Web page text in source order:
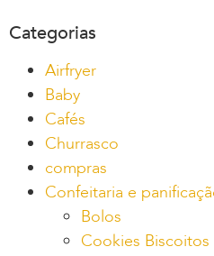
Categorias
Airfryer
Baby
Cafés
Churrasco
compras
Confeitaria e
Bolos
Cookies Biscoitos